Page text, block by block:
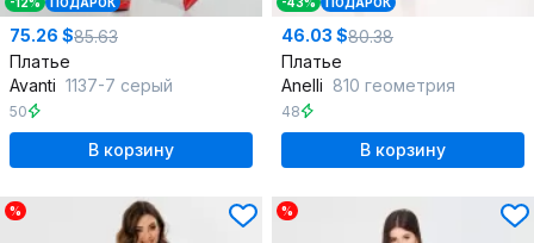
75.26 $85.63
Платье
Avanti 1137-7 серый
50
В корзину
46.03 $80.38
Платье
Anelli 810 геометрия
48
В корзину
% %